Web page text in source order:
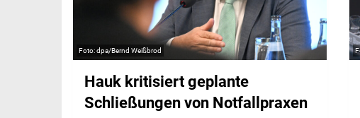
dpa/Bernd Weißbrod
Hauk kritisiert geplante
Schließungen von Notfallpraxen